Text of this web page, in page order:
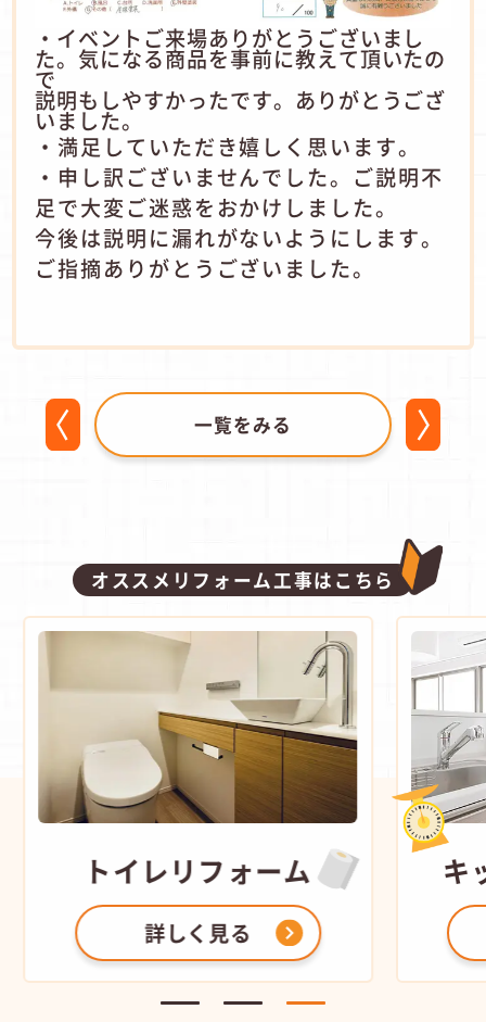
・イベントご来場ありがとうございまし
た。気になる商品を事前に教えて頂いたの
で
説明もしやすかったです。ありがとうござ
いました。
・満足していただき嬉しく思います。
・申し訳ございませんでした。ご説明不
足で大変ご迷惑をおかけしました。
今後は説明に漏れがないようにします。
ご指摘ありがとうございました。
一覧をみる
オススメリフォーム工事はこちら
トイレリフォーム
詳しく見る
キ